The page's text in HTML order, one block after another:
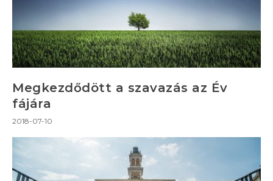
Megkezdődött a szavazás az Év
fájára
2018-07-10